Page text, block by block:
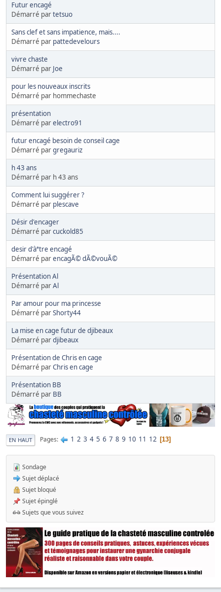
Futur encagé
Démarré partetsuo
Sans clef et sans impatience, mais....
Démarré par pattedevelours
vivre chaste
Démarré par Joe
pour les nouveaux inscrits
Démarré par hommechaste
présentation
Démarré parelectro91
futur encagé besoin de conseil cage
Démarré pargregauriz
h 43 ans
Démarré par h 43 ans
Comment lui suggérer ?
Démarré par plescave
Désir d'encager
Démarré parcuckold85
desir d'àªtre encagé
Démarré parencagÃ© dÃ©vouÃ©
Présentation Al
Démarré parAl
Par amour pour ma princesse
Démarré parShorty44
La mise en cage futur de djibeaux
Démarré pardjibeaux
Présentation de Chris en cage
Démarré parChris en cage
Présentation BB
Démarré par BB
EN HAUT Pages 1 2 3 4 5 6 7 8 9 10 11 12 13
Sondage
Sujet déplacé
Sujet bloqué
Sujet épinglé
Sujets que vous suivez